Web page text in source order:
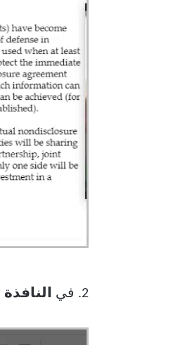
2. في النافذة